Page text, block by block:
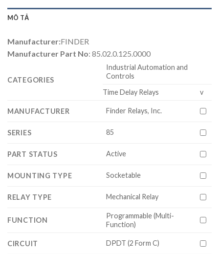
MÔ TẢ
Manufacturer:FINDER
Manufacturer Part No: 85.02.0.125.0000
CATEGORIES
Industrial Automation and
Controls
Time Delay Relays
v
MANUFACTURER Finder Relays, Inc.
SERIES 85
PART STATUS Active
MOUNTING TYPE Socketable
RELAY TYPE Mechanical Relay
FUNCTION
Programmable (Multi-
Function)
CIRCUIT DPDT (2 Form C)